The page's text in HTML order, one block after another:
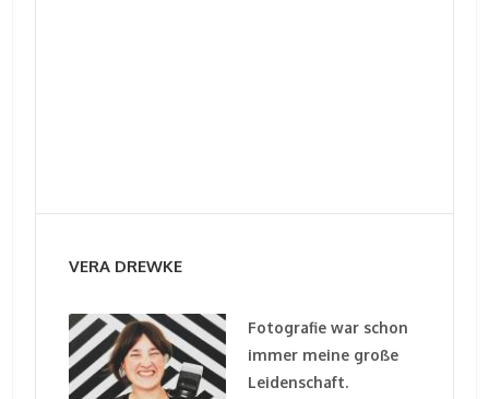
VERA DREWKE
Fotografie war schon
immer meine große
Leidenschaft.